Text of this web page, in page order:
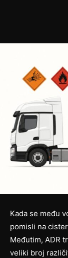
Kada se među
pomisli na
Međutim, ADR
veliki broj